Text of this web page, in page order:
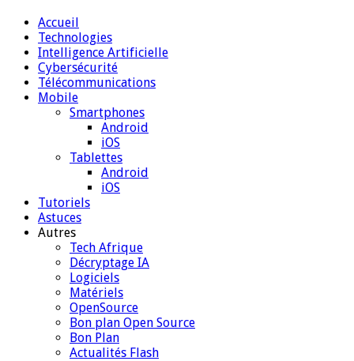
Accueil
Technologies
Intelligence Artificielle
Cybersécurité
Télécommunications
Mobile
Smartphones
Android
iOS
Tablettes
Android
iOS
Tutoriels
Astuces
Autres
Tech Afrique
Décryptage IA
Logiciels
Matériels
OpenSource
Bon plan Open Source
Bon Plan
Actualités Flash